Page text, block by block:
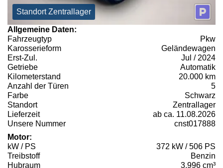
Standort Zentrallager
Allgemeine Daten:
Fahrzeugtyp
Pkw
Karosserieform
Geländewagen
Erst-Zul.
Jul / 2024
Getriebe
Automatik
Kilometerstand
20.000 km
Anzahl der Türen
5
Farbe
Schwarz
Standort
Zentrallager
Lieferzeit
ab ca. 11.08.2026
Unsere Nummer
cnst017888
Motor:
kW / PS
372 kW / 506 PS
Treibstoff
Benzin
Hubraum
3.996 cm³